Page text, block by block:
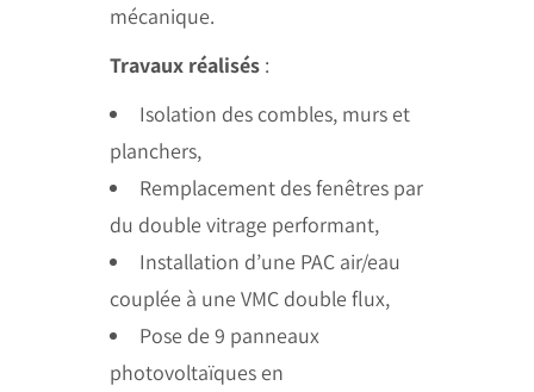
mécanique.
Travaux réalisés :
Isolation des combles, murs et
planchers,
Remplacement des fenêtres par
du double vitrage performant,
Installation d’une PAC air/eau
couplée à une VMC double flux,
Pose de 9 panneaux
photovoltaïques en